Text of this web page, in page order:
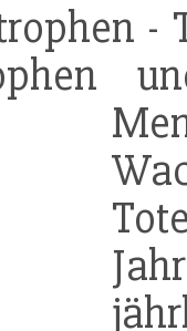
-